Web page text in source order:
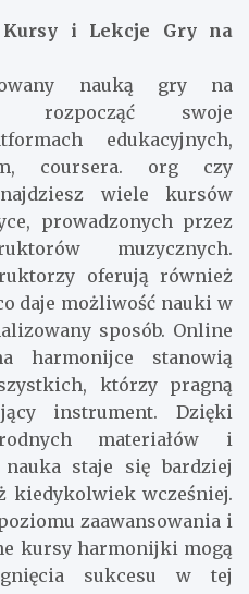
Kursy i Lekcje Gry na
nauką gry na
rozpocząć swoje
edukacyjnych,
coursera. org czy
wiele kursów
prowadzonych przez
muzycznych.
oferują również
daje możliwość nauki w
sposób. Online
stanowią
którzy pragną
instrument. Dzięki
materiałów i
nauka staje się bardziej
kiedykolwiek wcześniej.
zaawansowania i
kursy harmonijki mogą
sukcesu w tej